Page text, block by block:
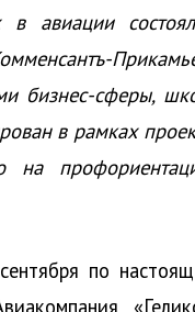
авиации
бизнес-сферы,
в рамках
на
по